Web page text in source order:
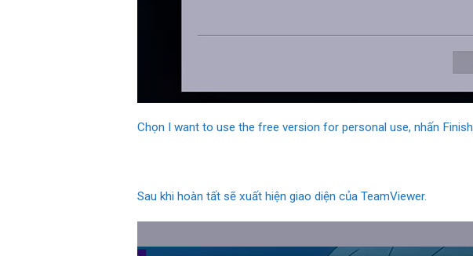
Chọn I want to use the free version for personal use, nhấn Finish
Sau khi hoàn tất sẽ xuất hiện giao diện của TeamViewer.